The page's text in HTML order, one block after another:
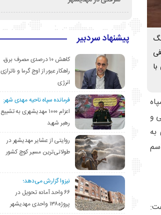
و
پیشنهاد سردبیر
کاهش ۱۰ درصدی مصرف برق،
راهکار عبور از اوج گرما و ناترازی
انرژی
فرمانده سپاه ناحیه مهدی شهر:
اعزام ۱۰۰۰ مهدیشهری به تشییع
رهبر شهید
روایتی از عشایر مهدیشهر در
طولانی‌ترین مسیر کوچ کشور
نیزوا گزارش می‌دهد؛
۶۶ واحد آماده تحویل در
پروژه۱۳۸ واحدی مهدیشهر